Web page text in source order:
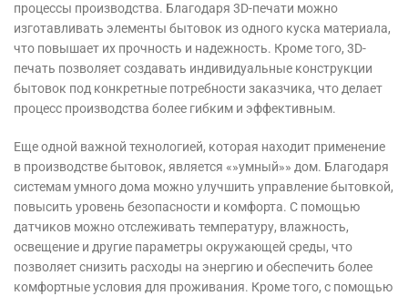
процессы производства. Благодаря 3D-печати можно
изготавливать элементы бытовок из одного куска материала,
что повышает их прочность и надежность. Кроме того, 3D-
печать позволяет создавать индивидуальные конструкции
бытовок под конкретные потребности заказчика, что делает
процесс производства более гибким и эффективным.
Еще одной важной технологией, которая находит применение
в производстве бытовок, является «»умный»» дом. Благодаря
системам умного дома можно улучшить управление бытовкой,
повысить уровень безопасности и комфорта. С помощью
датчиков можно отслеживать температуру, влажность,
освещение и другие параметры окружающей среды, что
позволяет снизить расходы на энергию и обеспечить более
комфортные условия для проживания. Кроме того, с помощью